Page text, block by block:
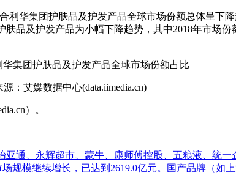
华集团护肤品及护发产品全球市场份额总体呈下降
品及护发产品为小幅下降趋势，其中2018年市场
艾媒数据中心(data.iimedia.cn)
）。
通、永辉超市、蒙牛、康师傅控股、五粮液、统
规模继续增长，已达到2619.0亿元。国产品牌（如